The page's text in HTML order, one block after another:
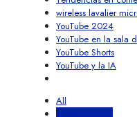
wireless lavalier
YouTube 2024
YouTube en la sala
YouTube Shorts
YouTube y la IA
All